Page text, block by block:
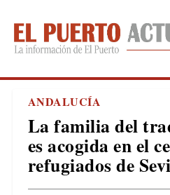
ANDALUCÍA
La familia del
es acogida en el
refugiados de